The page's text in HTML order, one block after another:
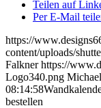
Teilen auf
Per E-Mail
https://
content/uploads/
Falkner https://
Logo340.png
08:14:58
bestellen